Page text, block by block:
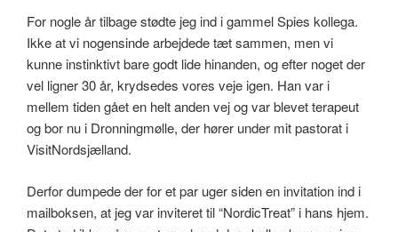
For nogle år tilbage stødte jeg ind i gammel Spies kollega.
Ikke at vi nogensinde arbejdede tæt sammen, men vi
kunne instinktivt bare godt lide hinanden, og efter noget der
vel ligner 30 år, krydsedes vores veje igen. Han var i
mellem tiden gået en helt anden vej og var blevet terapeut
og bor nu i Dronningmølle, der hører under mit pastorat i
VisitNordsjælland.
Derfor dumpede der for et par uger siden en invitation ind i
mailboksen, at jeg var inviteret til “NordicTreat” i hans hjem.